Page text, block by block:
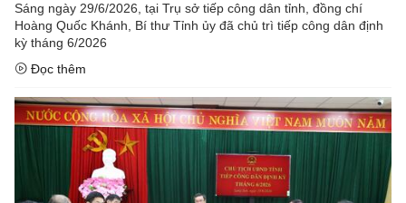
Sáng ngày 29/6/2026, tại Trụ sở tiếp công dân tỉnh, đồng chí
Hoàng Quốc Khánh, Bí thư Tỉnh ủy đã chủ trì tiếp công dân định
kỳ tháng 6/2026
Đọc thêm